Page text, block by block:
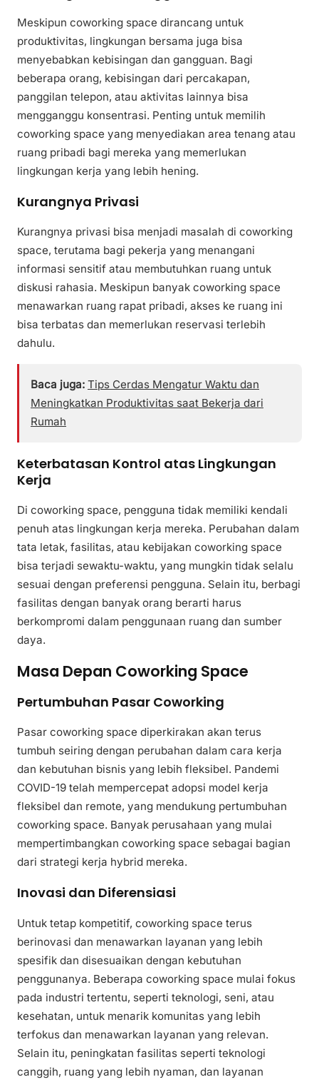
Meskipun coworking space dirancang untuk
produktivitas, lingkungan bersama juga bisa
menyebabkan kebisingan dan gangguan. Bagi
beberapa orang, kebisingan dari percakapan,
panggilan telepon, atau aktivitas lainnya bisa
mengganggu konsentrasi. Penting untuk memilih
coworking space yang menyediakan area tenang atau
ruang pribadi bagi mereka yang memerlukan
lingkungan kerja yang lebih hening.
Kurangnya Privasi
Kurangnya privasi bisa menjadi masalah di coworking
space, terutama bagi pekerja yang menangani
informasi sensitif atau membutuhkan ruang untuk
diskusi rahasia. Meskipun banyak coworking space
menawarkan ruang rapat pribadi, akses ke ruang ini
bisa terbatas dan memerlukan reservasi terlebih
dahulu.
Baca juga: Tips Cerdas Mengatur Waktu dan
Meningkatkan Produktivitas saat Bekerja dari
Rumah
Keterbatasan Kontrol atas Lingkungan
Kerja
Di coworking space, pengguna tidak memiliki kendali
penuh atas lingkungan kerja mereka. Perubahan dalam
tata letak, fasilitas, atau kebijakan coworking space
bisa terjadi sewaktu-waktu, yang mungkin tidak selalu
sesuai dengan preferensi pengguna. Selain itu, berbagi
fasilitas dengan banyak orang berarti harus
berkompromi dalam penggunaan ruang dan sumber
daya.
Masa Depan Coworking Space
Pertumbuhan Pasar Coworking
Pasar coworking space diperkirakan akan terus
tumbuh seiring dengan perubahan dalam cara kerja
dan kebutuhan bisnis yang lebih fleksibel. Pandemi
COVID-19 telah mempercepat adopsi model kerja
fleksibel dan remote, yang mendukung pertumbuhan
coworking space. Banyak perusahaan yang mulai
mempertimbangkan coworking space sebagai bagian
dari strategi kerja hybrid mereka.
Inovasi dan Diferensiasi
Untuk tetap kompetitif, coworking space terus
berinovasi dan menawarkan layanan yang lebih
spesifik dan disesuaikan dengan kebutuhan
penggunanya. Beberapa coworking space mulai fokus
pada industri tertentu, seperti teknologi, seni, atau
kesehatan, untuk menarik komunitas yang lebih
terfokus dan menawarkan layanan yang relevan.
Selain itu, peningkatan fasilitas seperti teknologi
canggih, ruang yang lebih nyaman, dan layanan